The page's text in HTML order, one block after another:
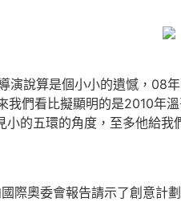
演說算是個小小的遺憾，08
我們看比擬顯明的是2010年
的五環的角度，至多他給
奧委會報告請示了創意計劃